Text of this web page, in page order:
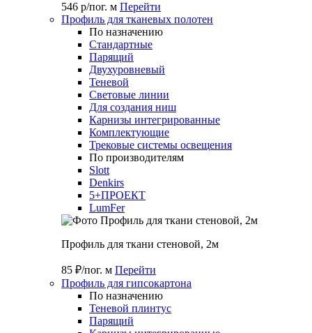
546 р/пог. м Перейти
Профиль для тканевых полотен
По назначению
Стандартные
Парящий
Двухуровневый
Теневой
Световые линии
Для создания ниш
Карнизы интегрированные
Комплектующие
Трековые системы освещения
По производителям
Slott
Denkirs
5+ПРОЕКТ
LumFer
Профиль для ткани стеновой, 2м
85 ₽/пог. м Перейти
Профиль для гипсокартона
По назначению
Теневой плинтус
Парящий